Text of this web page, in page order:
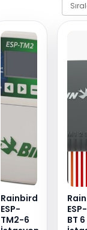
Rainbird
ESP-
TM2-6
BT 6